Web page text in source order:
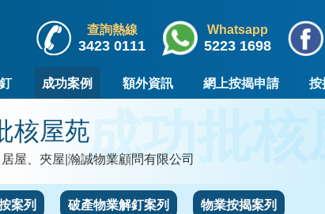
查詢熱線
3423 0111
Whatsapp
5223 1698
成功案例 額外資訊 網上按揭申請 按
核屋苑
屋、夾屋|瀚誠物業顧問有限公司
成功批核
案列 破產物業解釘案列 物業按揭案列